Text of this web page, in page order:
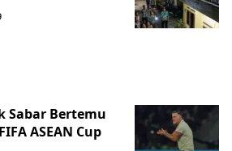
Sabar Bertemu
ASEAN Cup